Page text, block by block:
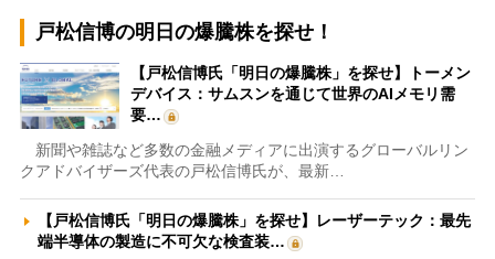
戸松信博の明日の爆騰株を探せ！
【戸松信博氏「明日の爆騰株」を探せ】トーメン
デバイス：サムスンを通じて世界のAIメモリ需
要…
新聞や雑誌など多数の金融メディアに出演するグローバルリン
クアドバイザーズ代表の戸松信博氏が、最新…
【戸松信博氏「明日の爆騰株」を探せ】レーザーテック：最先
端半導体の製造に不可欠な検査装…